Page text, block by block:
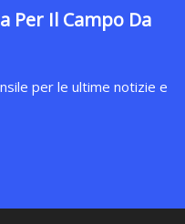
Per Il Campo Da
per le ultime notizie e